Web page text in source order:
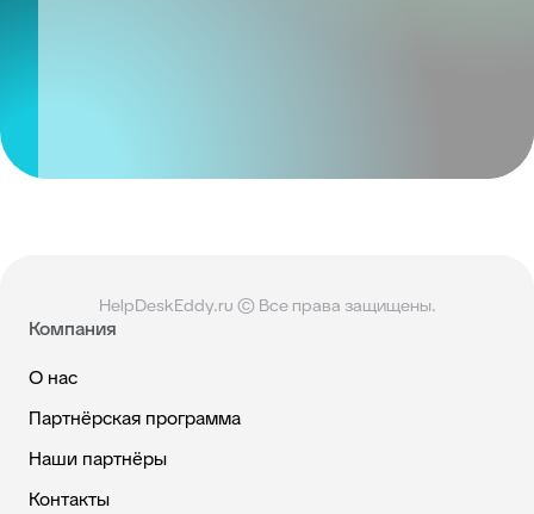
HelpDeskEddy.ru © Все права защищены.
Компания
О нас
Партнёрская программа
Наши партнёры
Контакты